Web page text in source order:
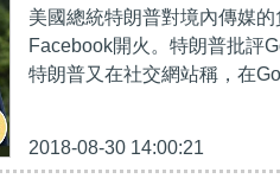
美國總統特朗普對境內傳媒
Facebook開火。特朗普批評
特朗普又在社交網站稱，在
2018-08-30 14:00:21